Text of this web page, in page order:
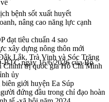
bệnh sốt xuất huyết
nâng cao năng lực cạnh
đạt tiêu chuẩn 4 sao
xây dựng nông thôn mới
Lắk, Trà Vinh và Sóc Trăng
Chính trị quốc gia Hồ Chí Minh
ủy
giới huyện Ea Súp
đứng đầu trong chỉ đạo hoàn
BTC ngày 15/6/2026 của Bộ